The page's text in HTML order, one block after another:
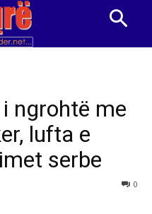
ngrohtë me
lufta e
serbe
0